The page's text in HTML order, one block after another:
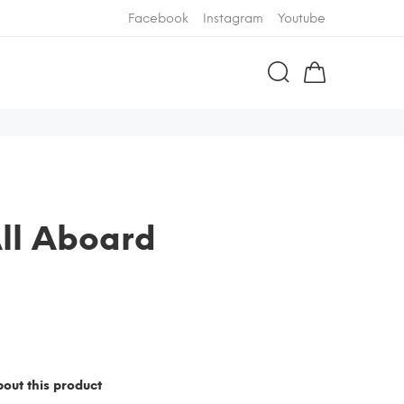
Facebook Instagram Youtube
Aboard
this product